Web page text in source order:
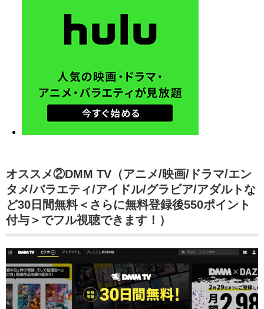
オススメ②DMM TV（アニメ/映画/ドラマ/エン
タメ/バラエティ/アイドル/グラビア/アダルトな
ど30日間無料＜さらに無料登録後550ポイント
付与＞でフル視聴できます！）